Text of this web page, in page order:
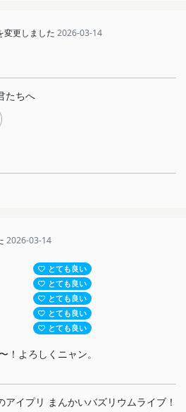
変更しました 2026-03-14
たちへ
2026-03-14
とても良い
とても良い
とても良い
とても良い
とても良い
！よろしくニャン。
アイプリ まんかいバズリウムライブ！